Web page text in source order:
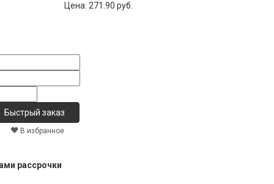
Цена: 271.90 руб.
В избранное
рассрочки